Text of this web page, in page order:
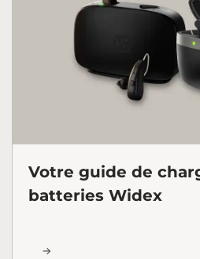
Votre guide de
batteries Widex